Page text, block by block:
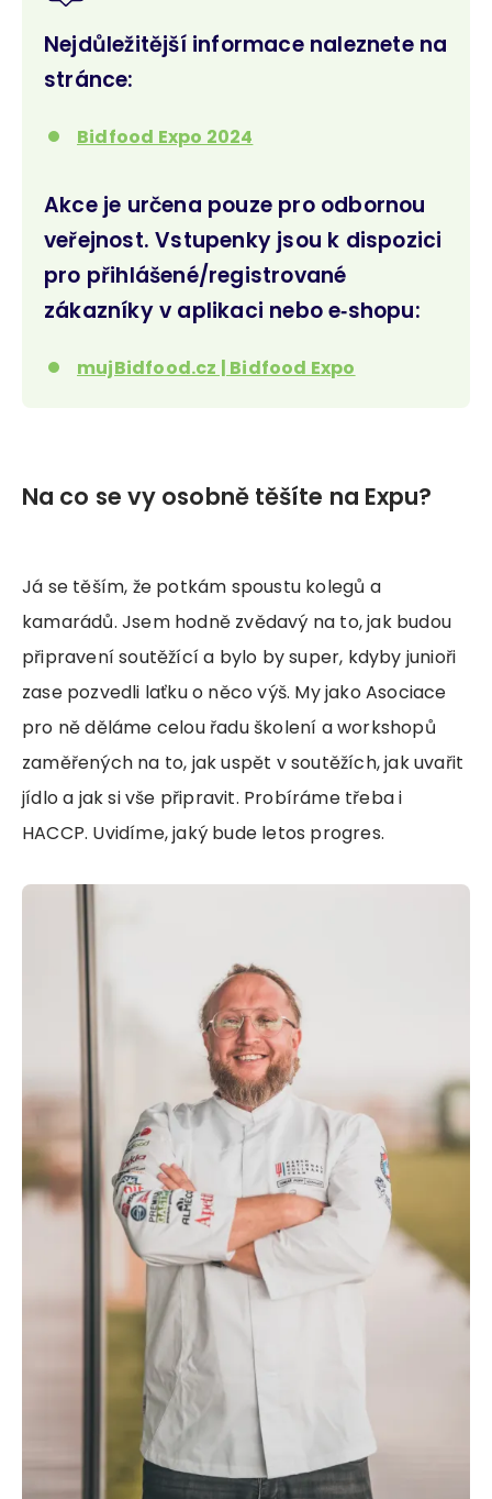
Nejdůležitější informace naleznete na
stránce:
Bidfood Expo 2024
Akce je určena pouze pro odbornou
veřejnost. Vstupenky jsou k dispozici
pro přihlášené/registrované
zákazníky v aplikaci nebo e‑shopu:
mujBidfood.cz | Bidfood Expo
Na co se vy osobně těšíte na Expu?
Já se těším, že potkám spoustu kolegů a
kamarádů. Jsem hodně zvědavý na to, jak budou
připravení soutěžící a bylo by super, kdyby junioři
zase pozvedli laťku o něco výš. My jako Asociace
pro ně děláme celou řadu školení a workshopů
zaměřených na to, jak uspět v soutěžích, jak uvařit
jídlo a jak si vše připravit. Probíráme třeba i
HACCP. Uvidíme, jaký bude letos progres.